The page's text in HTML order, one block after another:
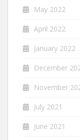
May 2022
April 2022
January 2022
December
November
July 2021
June 2021